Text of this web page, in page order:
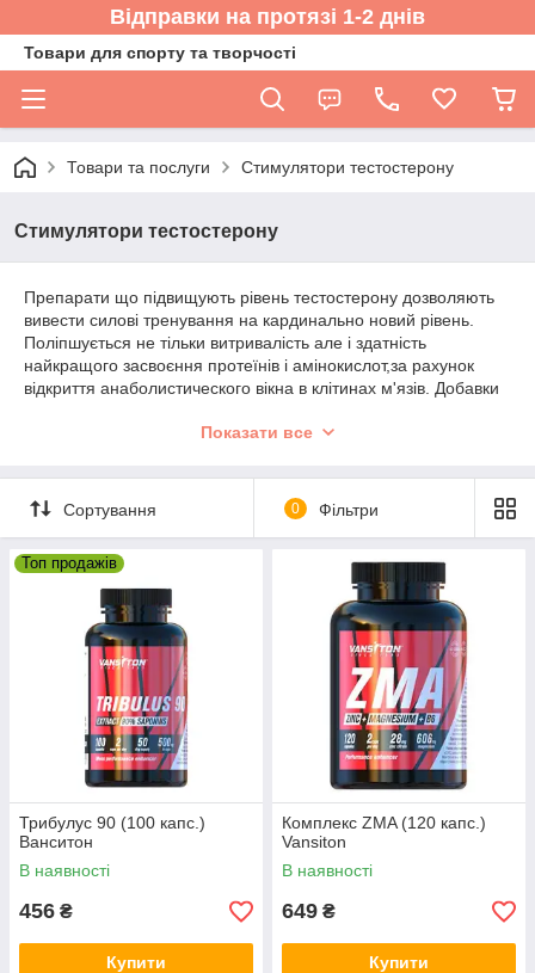
Відправки на протязі 1-2 днів
Товари для спорту та творчості
Товари та послуги Стимулятори тестостерону
Стимулятори тестостерону
Препарати що підвищують рівень тестостерону дозволяють
вивести силові тренування на кардинально новий рівень.
Поліпшується не тільки витривалість але і здатність
найкращого засвоєння протеїнів і амінокислот,за рахунок
відкриття анаболистического вікна в клітинах м'язів. Добавки
дегидроэпиндростерон, вітамінні суміші.
Показати все
Сортування 0 Фільтри
Топ продажів
Трибулус 90 (100 капс.)
Ванситон
В наявності
456 ₴
Купити
Комплекс ZMA (120 капс.)
Vansiton
В наявності
649 ₴
Купити